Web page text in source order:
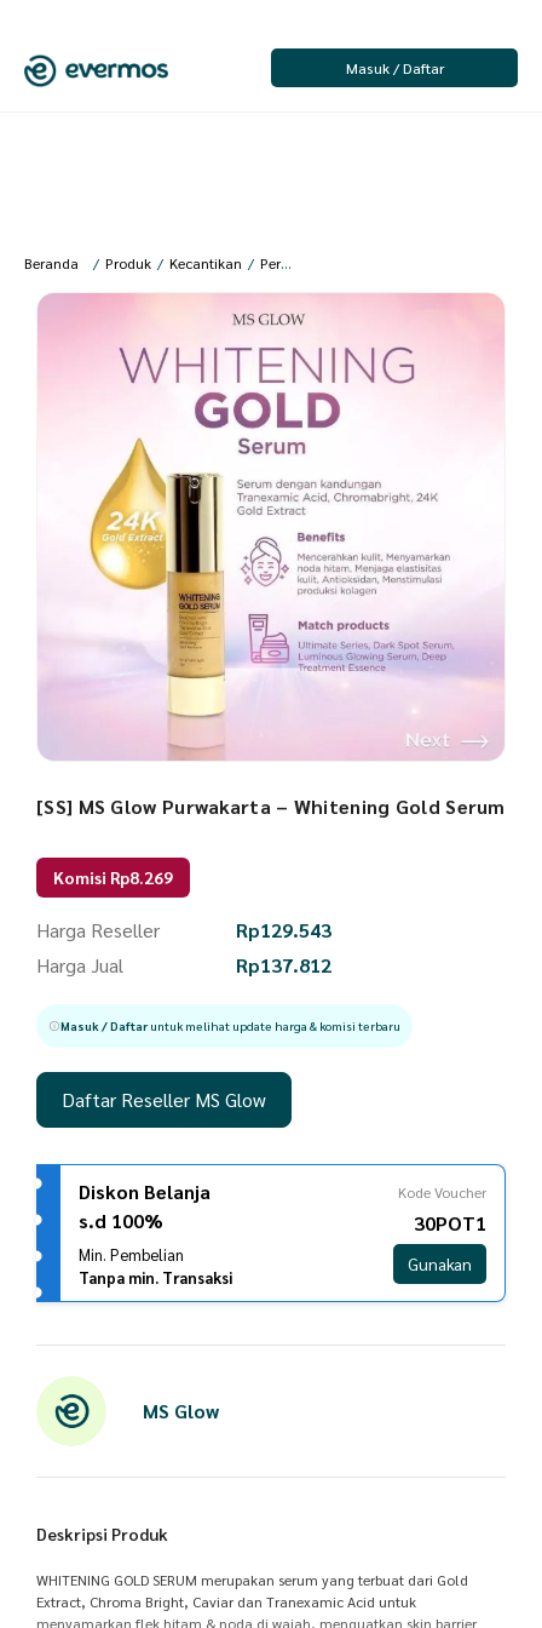
Masuk / Daftar
Beranda / Produk / Kecantikan / Perawatan Wajah
[SS] MS Glow Purwakarta – Whitening Gold Serum
Komisi Rp8.269
Harga Reseller Rp129.543
Harga Jual
Rp137.812
Masuk / Daftaruntuk melihat update harga & komisi terbaru
Daftar Reseller MS Glow
Diskon Belanja
s.d 100%
Min. Pembelian
Tanpa min. Transaksi
Kode Voucher
30POT1
Gunakan
MS Glow
Deskripsi Produk
WHITENING GOLD SERUM merupakan serum yang terbuat dari Gold
Extract, Chroma Bright, Caviar dan Tranexamic Acid untuk
menyamarkan flek hitam & noda di wajah, menguatkan skin barrier